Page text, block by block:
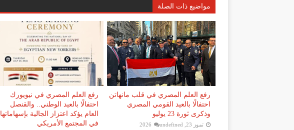
مواضيع ذات الصلة
رفع العلم المصري في قلب مانهاتن
احتفالًا بالعيد القومي المصري
وذكرى ثورة 23 يوليو
تموز 23, 2026 undefined
رفع العلم المصري في نيويورك
احتفالًا بالعيد الوطني.. والقنصل
العام يؤكد اعتزاز الجالية بإسهاماتها
في المجتمع الأمريكي